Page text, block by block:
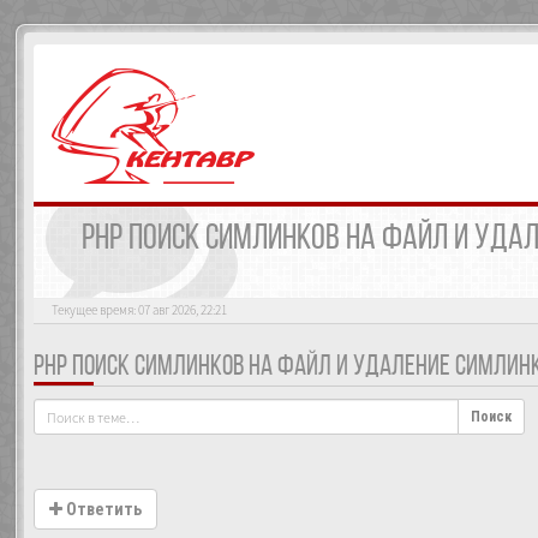
PHP ПОИСК СИМЛИНКОВ НА ФАЙЛ И
Текущее время: 07 авг 2026, 22:21
PHP ПОИСК СИМЛИНКОВ НА ФАЙЛ И УДАЛЕНИЕ
Поиск
Ответить